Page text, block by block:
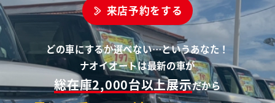
来店予約をする
どの車にするか選べない…というあなた！
ナオイオートは最新の車が
総在庫2,000台以上展示だから